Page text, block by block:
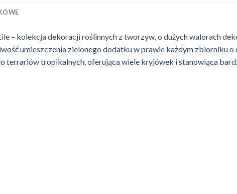
– kolekcja dekoracji roślinnych z tworzyw, o dużych walorach
umieszczenia zielonego dodatku w prawie każdym
terrariów tropikalnych, oferująca wiele kryjówek i stanowiąca